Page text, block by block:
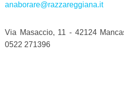
anaborare@razzareggiana.it
Via Masaccio, 11 - 42124
0522 271396